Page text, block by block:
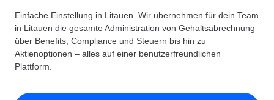
Globale Payroll
Einfache, rechtssicher Payroll
Employer of Record
Weltweites Wachstum ohne Kosten für Niederlassungen
Contractor of Record
WELTWEITE ABDECKUNG
Country Explorer
Länderspezifische Unterstützung bei der Einstellung
Einfache Einstellung in allen US-Bundesstaaten
Ressourcen
TOOLS UND RECHNER
Scheinselbstständigkeitsrisiko berechnen
Preise
Einfache Einstellung in Litauen. Wir übernehmen für dein Team
in Litauen die gesamte Administration von Gehaltsabrechnung
über Benefits, Compliance und Steuern bis hin zu
Aktienoptionen – alles auf einer benutzerfreundlichen
Plattform.